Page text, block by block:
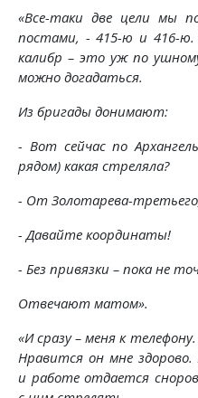
«Все-таки две цели мы
постами, - 415-ю и 416-
калибр – это уж по
можно догадаться.
Из бригады донимают:
- Вот сейчас по
рядом) какая стреляла?
- От Золотарева-
- Давайте координаты!
- Без привязки – пока не
Отвечают матом».
«И сразу – меня к
Нравится он мне
и работе отдается